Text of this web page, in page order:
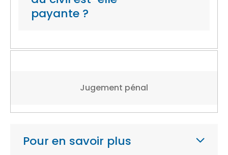
payante ?
Jugement pénal
Pour en savoir plus